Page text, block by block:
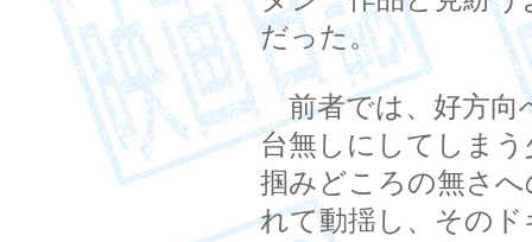
だった。
前者では、好方向
台無しにしてしま
掴みどころの無さ
れて動揺し、その